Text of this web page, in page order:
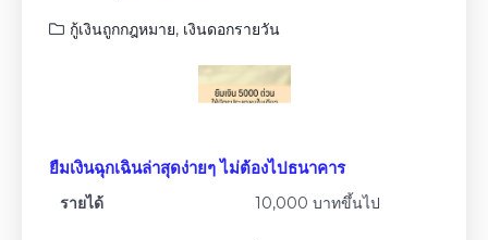
กู้เงินถูกกฎหมาย, เงินดอกรายวัน
ยืมเงินฉุกเฉินล่าสุดง่ายๆ ไม่ต้องไปธนาคาร
รายได้ 10,000 บาทขึ้นไป